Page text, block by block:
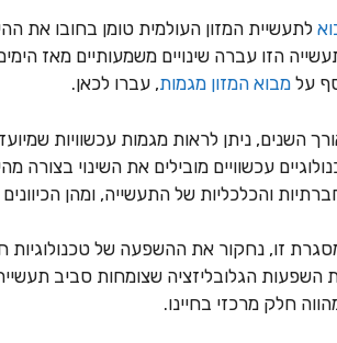
לתעשיית המזון העולמית טומן בחובו את
הזו עברה שינויים משמעותיים מאז
על מבוא המזון מגמות, עברו לכאן.
השנים, ניתן לראות מגמות עכשוויות
עכשוויים מובילים את השינוי
והכלכליות של התעשייה, ומהן
זו, נחקור את ההשפעה של טכנולוגיות
השפעות הגלובליזציה שצומחות סביב
חלק מרכזי בחיינו.